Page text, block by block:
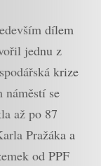
dílem
jednu z
krize
se
až po 87
Pražáka a
od PPF